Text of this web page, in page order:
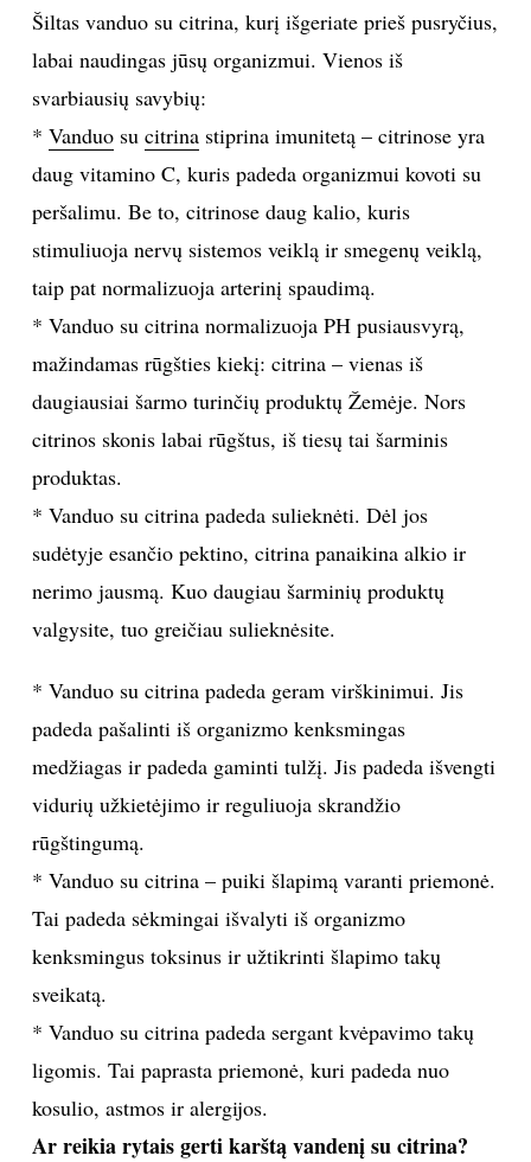
MUZIKA
TEATRAS
SPORTAS
FOTOGRAFIJA
MENAS
ORAI
ĮDOMYBĖS
KNYGOS
NAMAI
VIRTUVĖ
VAIKAI
NELAIMĖS
KONTAKTAI
PRIVATUMO POLITIKA
Šiltas vanduo su citrina, kurį išgeriate prieš pusryčius,
labai naudingas jūsų organizmui. Vienos iš
svarbiausių savybių:
* Vanduosu citrinastiprina imunitetą – citrinose yra
daug vitamino C, kuris padeda organizmui kovoti su
peršalimu. Be to, citrinose daug kalio, kuris
stimuliuoja nervų sistemos veiklą ir smegenų veiklą,
taip pat normalizuoja arterinį spaudimą.
* Vanduo su citrina normalizuoja PH pusiausvyrą,
mažindamas rūgšties kiekį: citrina – vienas iš
daugiausiai šarmo turinčių produktų Žemėje. Nors
citrinos skonis labai rūgštus, iš tiesų tai šarminis
produktas.
* Vanduo su citrina padeda sulieknėti. Dėl jos
sudėtyje esančio pektino, citrina panaikina alkio ir
nerimo jausmą. Kuo daugiau šarminių produktų
valgysite, tuo greičiau sulieknėsite.
* Vanduo su citrina padeda geram virškinimui. Jis
padeda pašalinti iš organizmo kenksmingas
medžiagas ir padeda gaminti tulžį. Jis padeda išvengti
vidurių užkietėjimo ir reguliuoja skrandžio
rūgštingumą.
* Vanduo su citrina – puiki šlapimą varanti priemonė.
Tai padeda sėkmingai išvalyti iš organizmo
kenksmingus toksinus ir užtikrinti šlapimo takų
sveikatą.
* Vanduo su citrina padeda sergant kvėpavimo takų
ligomis. Tai paprasta priemonė, kuri padeda nuo
kosulio, astmos ir alergijos.
Ar reikia rytais gerti karštą vandenį su citrina?